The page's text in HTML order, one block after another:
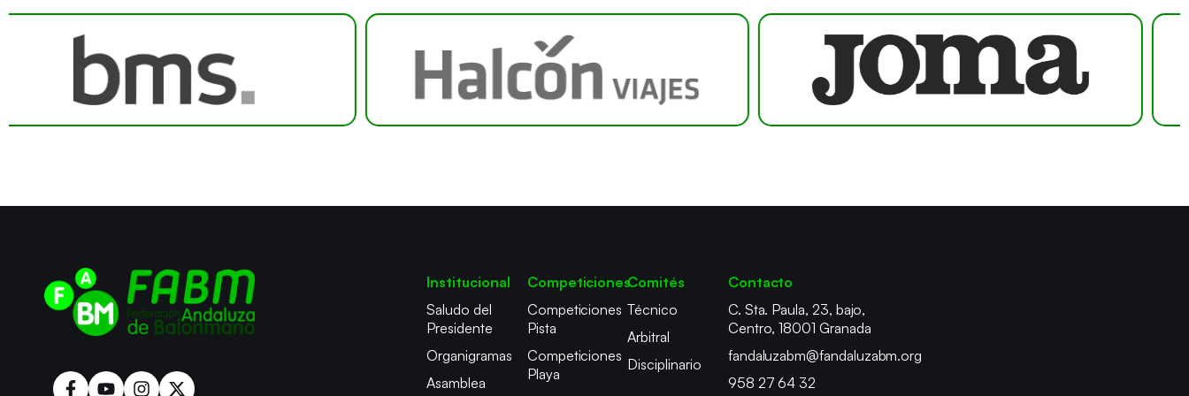
Institucional
Saludo del
Presidente
Organigramas
Asamblea
Competiciones
Competiciones
Pista
Competiciones
Playa
Comités
Técnico
Arbitral
Disciplinario
Contacto
C. Sta. Paula, 23, bajo,
Centro, 18001 Granada
fandaluzabm@fandaluzabm.org
958 27 64 32